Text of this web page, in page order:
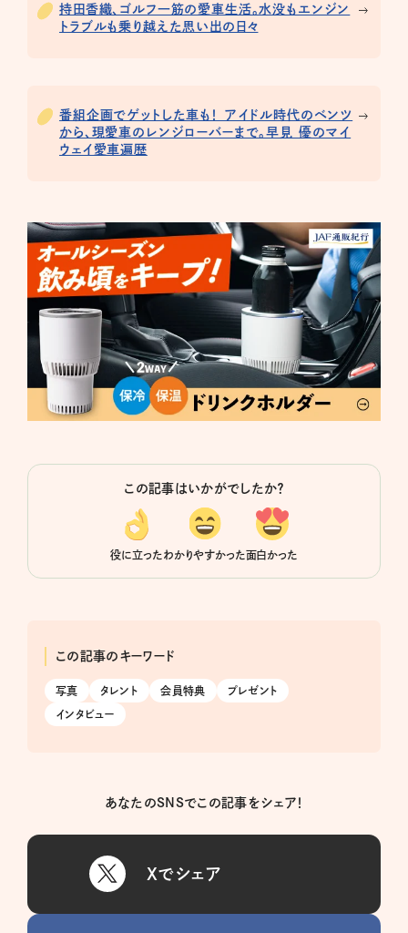
持田香織、ゴルフ一筋の愛車生活。水没もエンジン
トラブルも乗り越えた思い出の日々
番組企画でゲットした車も！ アイドル時代のベンツ
から、現愛車のレンジローバーまで。早見 優のマイ
ウェイ愛車遍歴
この記事はいかがでしたか？
役に立ったわかりやすかった面白かった
この記事のキーワード
写真 タレント 会員特典 プレゼント
インタビュー
あなたのSNSでこの記事をシェア！
Xでシェア